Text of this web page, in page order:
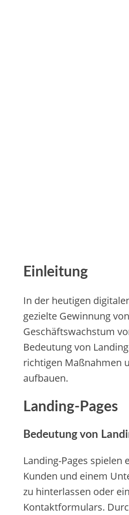
Einleitung
In der heutigen
gezielte Gewinnung
Geschäftswachstum
Bedeutung von
richtigen Maßnahmen
aufbauen.
Landing-Pages
Bedeutung von
Landing-Pages
Kunden und einem
zu hinterlassen oder
Kontaktformulars.